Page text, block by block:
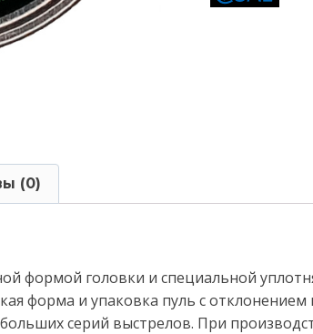
(0)
формой головки и специальной
форма и упаковка пуль с
серий выстрелов. При